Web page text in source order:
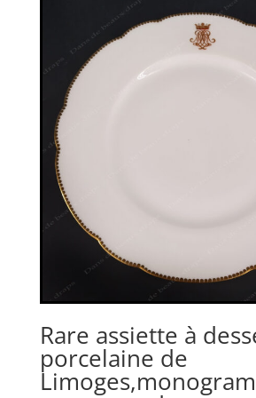
Rare assiette à
porcelaine de